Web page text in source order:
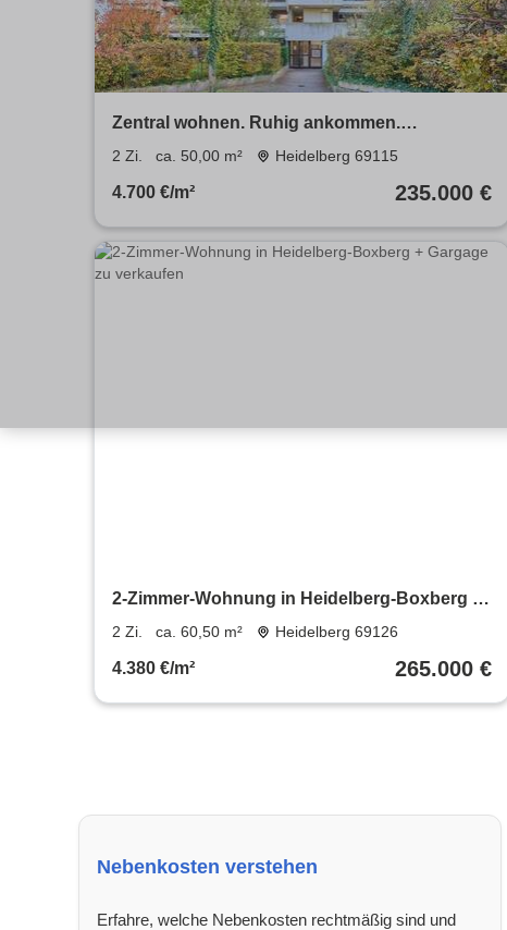
Zentral wohnen. Ruhig ankommen.
Zukunftssicher investieren.
2 Zi. ca. 50,00 m² Heidelberg 69115
4.700 €/m² 235.000 €
2-Zimmer-Wohnung in Heidelberg-Boxberg +
Gargage zu verkaufen
2 Zi. ca. 60,50 m² Heidelberg 69126
4.380 €/m² 265.000 €
Nebenkosten verstehen
Erfahre, welche Nebenkosten rechtmäßig sind und